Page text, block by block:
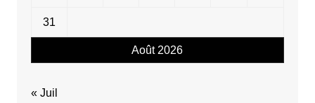
Août 2026
31
« Juil